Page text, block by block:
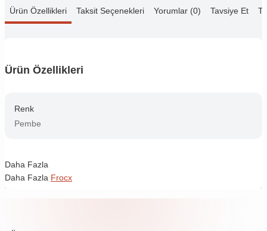
Ürün Özellikleri Taksit Seçenekleri Yorumlar (0) Tavsiye Et
Ürün Özellikleri
Renk
Pembe
Daha Fazla
Daha Fazla Frocx